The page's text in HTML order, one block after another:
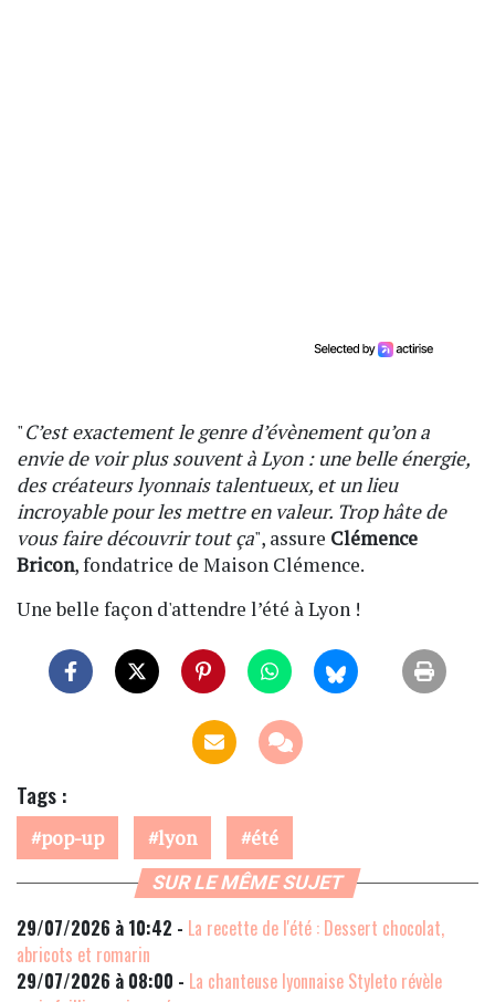
"C’est exactement le genre d’évènement qu’on a
envie de voir plus souvent à Lyon : une belle énergie,
des créateurs lyonnais talentueux, et un lieu
incroyable pour les mettre en valeur. Trop hâte de
vous faire découvrir tout ça", assure Clémence
Bricon, fondatrice de Maison Clémence.
Une belle façon d'attendre l’été à Lyon !
Tags :
pop-up lyon été
SUR LE MÊME SUJET
29/07/2026 à 10:42 - La recette de l'été : Dessert chocolat,
abricots et romarin
29/07/2026 à 08:00 - La chanteuse lyonnaise Styleto révèle